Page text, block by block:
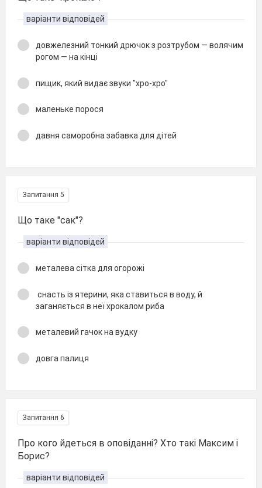
варіанти відповідей
довжелезний тонкий дрючок з розтрубом — волячим
рогом — на кінці
пищик, який видає звуки "хро-хро"
маленьке порося
давня саморобна забавка для дітей
Запитання 5
Що таке "сак"?
варіанти відповідей
металева сітка для огорожі
снасть із ятерини, яка ставиться в воду, й
заганяється в неї хрокалом риба
металевий гачок на вудку
довга палиця
Запитання 6
Про кого йдеться в оповіданні? Хто такі Максим і
Борис?
варіанти відповідей